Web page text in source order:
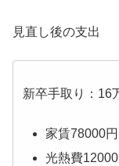
見直し後の支出
新卒手取り：16
家賃78000円
光熱費12000